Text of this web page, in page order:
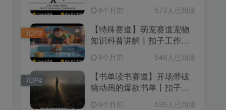
流 6个月前 573人已阅读
【特殊赛道】萌宠赛道宠物
知识科普讲解丨扣子工作流
6个月前 546人已阅读
TOP3
【书单读书赛道】开场带破
镜动画的爆款书单丨扣子工
6个月前 536人已阅读
TOP4